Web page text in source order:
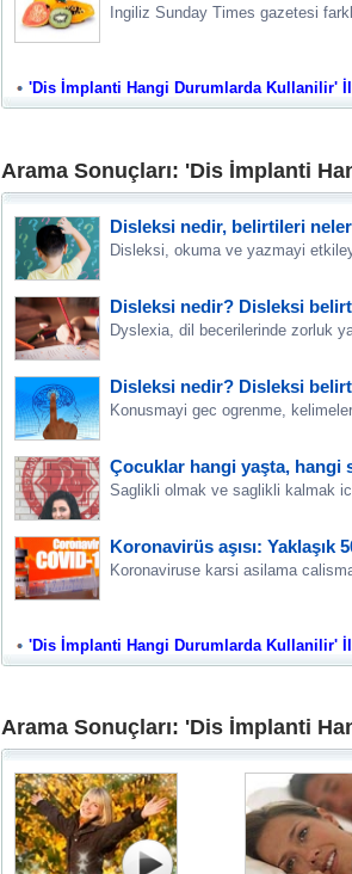
Ingiliz Sunday Times gazetesi
'Dis İmplanti Hangi Durumlarda Kullanilir'
Arama Sonuçları: 'Dis İmplanti
Disleksi nedir, belirtileri
Disleksi, okuma ve yazmayi
Disleksi nedir? Disleksi
Dyslexia, dil becerilerinde zorluk
Disleksi nedir? Disleksi
Konusmayi gec ogrenme,
Çocuklar hangi yaşta, hangi
Saglikli olmak ve saglikli kalmak
Koronavirüs aşısı: Yaklaşık
Koronaviruse karsi asilama
'Dis İmplanti Hangi Durumlarda Kullanilir'
Arama Sonuçları: 'Dis İmplanti